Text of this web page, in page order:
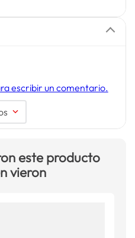
escribir un comentario.
este producto
vieron